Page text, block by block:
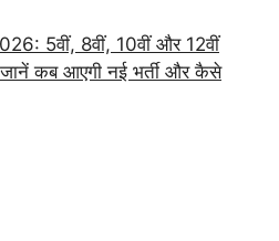
5वीं, 8वीं, 10वीं और 12वीं
कब आएगी नई भर्ती और कैसे